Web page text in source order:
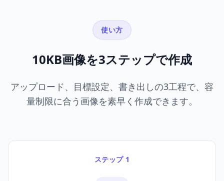
使い方
10KB画像を3ステップで作成
アップロード、目標設定、書き出しの3工程で、容
量制限に合う画像を素早く作成できます。
ステップ 1